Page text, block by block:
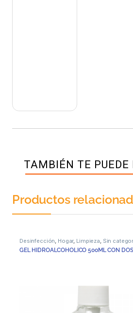
TAMBIÉN TE PUEDE
Productos
Desinfección, Hogar, Limpieza, Sin
GEL HIDROALCOHOLICO 500ML CON